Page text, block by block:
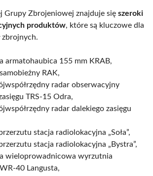
Grupy Zbrojeniowej znajduje się szeroki
produktów, które są kluczowe dla
zbrojnych.
armatohaubica 155 mm KRAB,
RAK,
radar obserwacyjny
TRS-15 Odra,
radar dalekiego zasięgu
stacja radiolokacyjna „Soła”,
stacja radiolokacyjna „Bystra”,
wieloprowadnicowa wyrzutnia
40 Langusta,